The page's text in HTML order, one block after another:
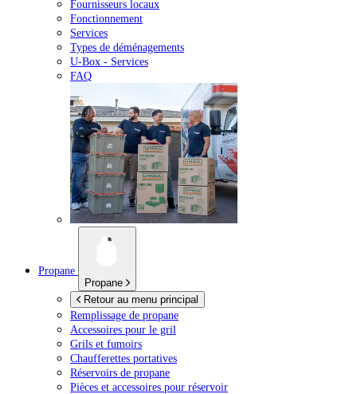
Fournisseurs locaux
Fonctionnement
Services
Types de déménagements
U-Box - Services
FAQ
Propane
Propane
Retour au menu principal
Remplissage de propane
Accessoires pour le gril
Grils et fumoirs
Chaufferettes portatives
Réservoirs de propane
Pièces et accessoires pour réservoir